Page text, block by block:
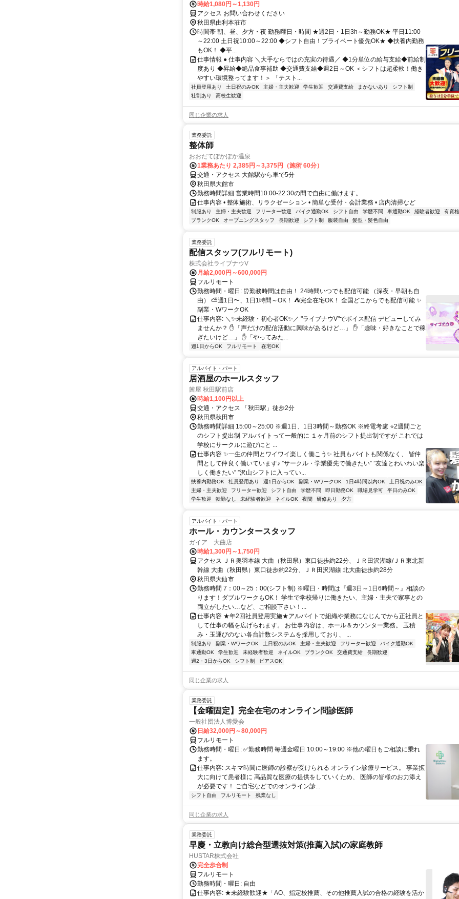
時給1,080円～1,130円
アクセス お問い合わせください
秋田県由利本荘市
時間帯 朝、昼、夕方・夜 勤務曜日・時間 ★週2日・1日3h～勤務OK★ 平日11:00
～22:00 土日祝10:00～22:00 ◆シフト自由！プライベート優先OK★ ◆扶養内勤務
もOK！ ◆平...
仕事情報 ● 仕事内容 ＼大手ならではの充実の待遇／ ◆1分単位の給与支給◆前給制
度あり ◆昇給◆絶品食事補助 ◆交通費支給◆週2日～OK ＜シフトは超柔軟！働き
やすい環境整ってます！＞ 「テスト...
社員登用あり 土日祝のみOK 主婦・主夫歓迎 学生歓迎 交通費支給 まかないあり
シフト制
社割あり
高校生歓迎
同じ企業の求人
業務委託
整体師
おおだてぽかぽか温泉
1業務あたり 2,385円～3,375円（施術 60分）
交通・アクセス 大館駅から車で5分
秋田県大館市
勤務時間詳細 営業時間10:00-22:30の間で自由に働けます。
仕事内容 • 整体施術、リラクゼーション • 簡単な受付・会計業務 • 店内清掃など
制服あり 主婦・主夫歓迎 フリーター歓迎 バイク通勤OK シフト自由 学歴不問 車通勤OK 経験者歓迎
有資
ブランクOK
オープニングスタッフ 長期歓迎 シフト制 服装自由 髪型・髪色自由
業務委託
配信スタッフ(フルリモート)
株式会社ライブナウV
月給2,000円～600,000円
フルリモート
勤務時間・曜日: ⏰勤務時間は自由！ 24時間いつでも配信可能 （深夜・早朝も自
由） ⛅週1日〜、1日1時間～OK！ ⛺完全在宅OK！ 全国どこからでも配信可能 ✨
副業・WワークOK
仕事内容: ＼✨未経験・初心者OK✨／ "ライブナウV"でボイス配信 デビューしてみ
ませんか？ ✋「声だけの配信活動に興味があるけど…」 ✋「趣味・好きなことで稼
ぎたいけど…」 ✋「やってみた...
週1日からOK フルリモート 在宅OK
アルバイト・パート
居酒屋のホールスタッフ
茜屋 秋田駅前店
時給1,100円以上
交通・アクセス 「秋田駅」徒歩2分
秋田県秋田市
勤務時間詳細 15:00～25:00 ※週1日、1日3時間～勤務OK ※終電考慮 ⭐2週間ごと
のシフト提出制 アルバイトって一般的に １ヶ月前のシフト提出制ですが これでは
学校にサークルに遊びにと ...
仕事内容 ✨一生の仲間とワイワイ楽しく働こう✨ 社員もバイトも関係なく、 皆仲
間として仲良く働いています♪ ”サークル・学業優先で働きたい” ”友達とわいわい楽
しく働きたい” ”沢山シフトに入ってい...
扶養内勤務OK 社員登用あり 週1日からOK 副業・WワークOK 1日4時間以内OK
土日祝のみOK
主婦・主夫歓迎
フリーター歓迎 シフト自由 学歴不問 即日勤務OK 職場見学可
平日のみOK
学生歓迎
転勤なし 未経験者歓迎 ネイルOK 夜間 研修あり 夕方
アルバイト・パート
ホール・カウンタースタッフ
ガイア 大曲店
時給1,300円～1,750円
アクセス ＪＲ奥羽本線 大曲（秋田県）東口徒歩約22分、ＪＲ田沢湖線/ＪＲ東北新
幹線 大曲（秋田県）東口徒歩約22分、ＪＲ田沢湖線 北大曲徒歩約28分
秋田県大仙市
勤務時間 7：00～25：00(シフト制) ※曜日・時間は『週3日～1日6時間～』相談の
ります！ダブルワークもOK！ 学生で学校帰りに働きたい、主婦・主夫で家事との
両立がしたい…など、ご相談下さい！...
仕事内容 ★年2回社員登用実施★アルバイトで組織や業務になじんでから正社員と
して仕事の幅を広げられます。 お仕事内容は、ホール＆カウンター業務。 玉積
み・玉運びのない各台計数システムを採用しており、 ...
制服あり 副業・WワークOK 土日祝のみOK 主婦・主夫歓迎 フリーター歓迎
バイク通勤OK
車通勤OK
学生歓迎 未経験者歓迎 ネイルOK ブランクOK 交通費支給
長期歓迎
週2・3日からOK
シフト制 ピアスOK
同じ企業の求人
業務委託
【金曜固定】完全在宅のオンライン問診医師
一般社団法人博愛会
日給32,000円～80,000円
フルリモート
勤務時間・曜日: ✅勤務時間 毎週金曜日 10:00～19:00 ※他の曜日もご相談に乗れ
ます。
仕事内容: スキマ時間に医師の診察が受けられる オンライン診療サービス。 事業拡
大に向けて患者様に 高品質な医療の提供をしていくため、 医師の皆様のお力添え
が必要です！ ご自宅などでのオンライン診...
シフト自由 フルリモート 残業なし
同じ企業の求人
業務委託
早慶・立教向け総合型選抜対策(推薦入試)の家庭教師
HUSTAR株式会社
完全歩合制
フルリモート
勤務時間・曜日: 自由
仕事内容: ★未経験歓迎★「AO、指定校推薦、その他推薦入試の合格の経験を活か